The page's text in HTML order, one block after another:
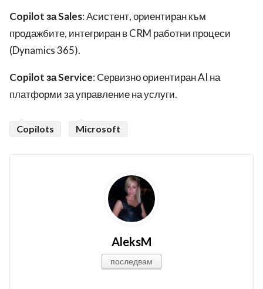
Copilot за Sales: Асистент, ориентиран към
продажбите, интегриран в CRM работни процеси
(Dynamics 365).
Copilot за Service: Сервизно ориентиран AI на
платформи за управление на услуги.
Copilots Microsoft
AleksM
последвам